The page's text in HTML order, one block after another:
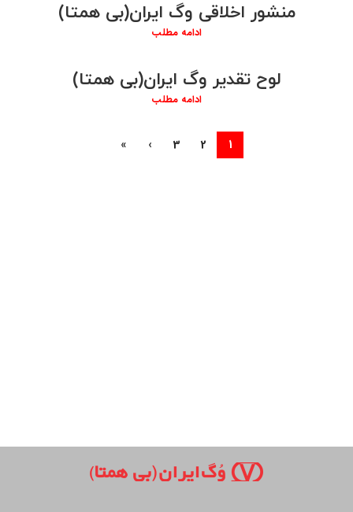
منشور اخلاقی وگ ایران(بی همتا)
ادامه مطلب
لوح تقدیر وگ ایران(بی همتا)
ادامه مطلب
1
2
3
›
»